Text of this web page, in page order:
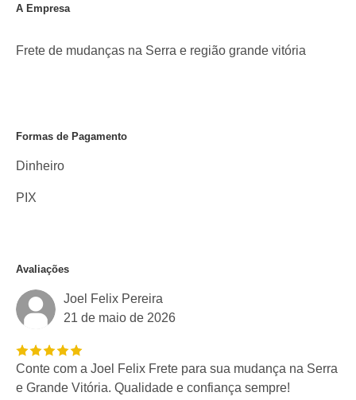
A Empresa
Frete de mudanças na Serra e região grande vitória
Formas de Pagamento
Dinheiro
PIX
Avaliações
Joel Felix Pereira
21 de maio de 2026
Conte com a Joel Felix Frete para sua mudança na Serra
e Grande Vitória. Qualidade e confiança sempre!